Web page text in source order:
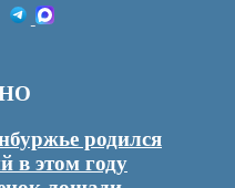
родился
в этом году